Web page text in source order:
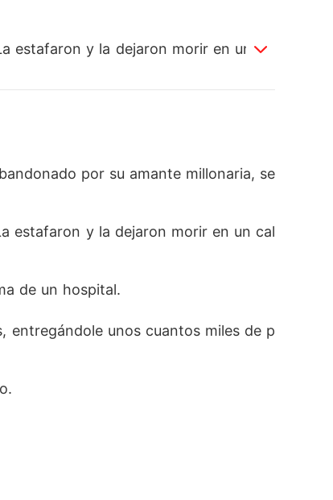
estafaron y la dejaron morir en un cal
de un hospital.
entregándole unos cuantos miles de p
y mi propio corazón se hizo a
por su amante millonaria, se
estafaron y la dejaron morir en un cal
de un hospital.
entregándole unos cuantos miles de p